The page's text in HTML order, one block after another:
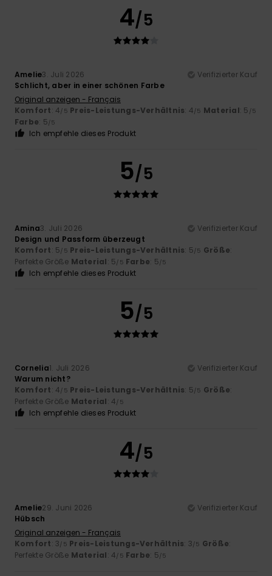
4/5
Amelie3. Juli 2026
Verifizierter Kauf
Schlicht, aber in einer schönen Farbe
Original anzeigen - Français
Komfort: 4/5 Preis-Leistungs-Verhältnis: 4/5 Material: 5 /5
Farbe: 5/5
Ich empfehle dieses Produkt
5/5
Amina3. Juli 2026
Verifizierter Kauf
Design und Passform überzeugt
Komfort: 5/5 Preis-Leistungs-Verhältnis: 5/5 Größe:
Perfekte Größe Material: 5/5 Farbe: 5/5
Ich empfehle dieses Produkt
5/5
Cornelia1. Juli 2026
Verifizierter Kauf
Warum nicht?
Komfort: 4/5 Preis-Leistungs-Verhältnis: 5/5 Größe:
Perfekte Größe Material: 4/5
Ich empfehle dieses Produkt
4/5
Amelie29. Juni 2026
Verifizierter Kauf
Hübsch
Original anzeigen - Français
Komfort: 3/5 Preis-Leistungs-Verhältnis: 3/5 Größe:
Perfekte Größe Material: 4/5 Farbe: 5/5